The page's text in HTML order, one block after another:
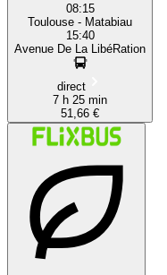
08:15
Toulouse - Matabiau
15:40
Avenue De La LibéRation
direct
7 h 25 min
51,66 €